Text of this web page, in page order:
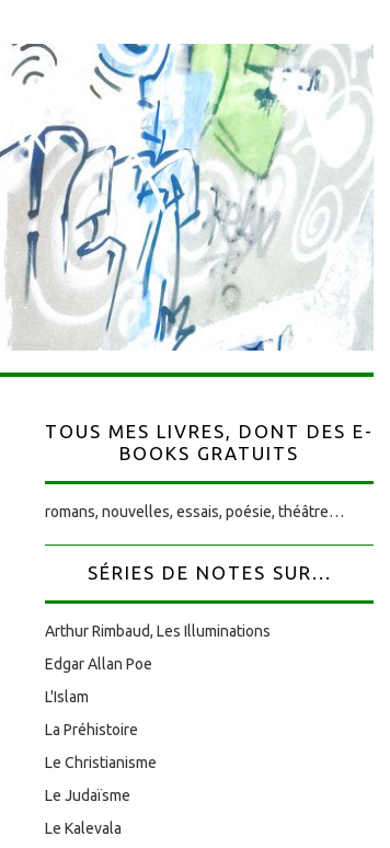
TOUS MES LIVRES, DONT DES E-
BOOKS GRATUITS
romans, nouvelles, essais, poésie, théâtre…
SÉRIES DE NOTES SUR...
Arthur Rimbaud, Les Illuminations
Edgar Allan Poe
L'Islam
La Préhistoire
Le Christianisme
Le Judaïsme
Le Kalevala